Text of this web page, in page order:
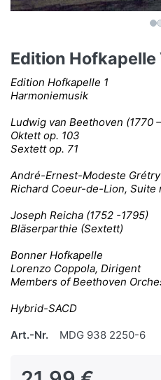
Edition Hofkapelle
Edition Hofkapelle 1
Harmoniemusik
Ludwig van Beethoven (1770
Oktett op. 103
Sextett op. 71
André-Ernest-Modeste Grétry
Richard Coeur-de-Lion, Suite
Joseph Reicha (1752 -1795)
Bläserparthie (Sextett)
Bonner Hofkapelle
Lorenzo Coppola, Dirigent
Members of Beethoven
Hybrid-SACD
Art.-Nr.
MDG 938 2250-6